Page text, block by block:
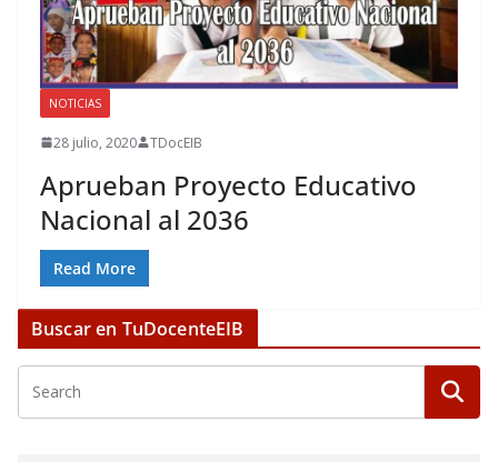
NOTICIAS
28 julio, 2020 TDocEIB
Aprueban Proyecto Educativo
Nacional al 2036
Read More
Buscar en TuDocenteEIB